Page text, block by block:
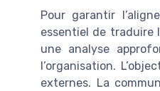
Pour garantir
essentiel de traduire
une analyse
l’organisation.
externes. La